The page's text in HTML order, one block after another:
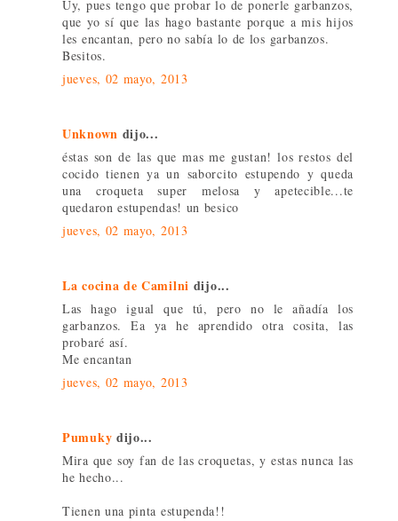
Uy, pues tengo que probar lo de ponerle garbanzos,
que yo sí que las hago bastante porque a mis hijos
les encantan, pero no sabía lo de los garbanzos.
Besitos.
jueves, 02 mayo, 2013
Unknown dijo...
éstas son de las que mas me gustan! los restos del
cocido tienen ya un saborcito estupendo y queda
una croqueta super melosa y apetecible...te
quedaron estupendas! un besico
jueves, 02 mayo, 2013
La cocina de Camilni dijo...
Las hago igual que tú, pero no le añadía los
garbanzos. Ea ya he aprendido otra cosita, las
probaré así.
Me encantan
jueves, 02 mayo, 2013
Pumuky dijo...
Mira que soy fan de las croquetas, y estas nunca las
he hecho...
Tienen una pinta estupenda!!